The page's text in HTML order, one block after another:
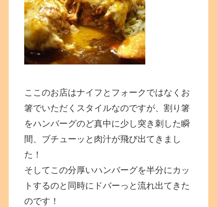
ここのお店はナイフとフォークではなくお
箸でいただくスタイルなのですが、割り箸
をハンバーグのど真中に少し突き刺した瞬
間、ブチューッと肉汁が飛び出てきまし
た！
そしてこの分厚いハンバーグを半分にカッ
トするのと同時にドバーっと流れ出てきた
のです！